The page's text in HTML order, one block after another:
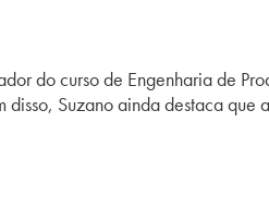
do curso de Engenharia de
Suzano ainda destaca